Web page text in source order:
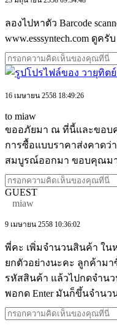
ลองไปหาตัว Barcode
www.esssyntech.com ดูครับ
16 เมษายน 2558 18:49:26
to miaw
ขออภัยมา ณ ที่นี้และขอบ
การซื้อแบบราคาส่งคาดว่
สมบูรณ์ออกมา ขอบคุณม
GUEST
miaw
9 เมษายน 2558 10:36:02
พี่คะ เพิ่มจำนวนสินค้า ใน
ยกตัวอย่างนะคะ ลูกค้าม
รหัสสินค้า แล้วไปกดจำนว
พอกด Enter มันก็ขึ้นจำนว